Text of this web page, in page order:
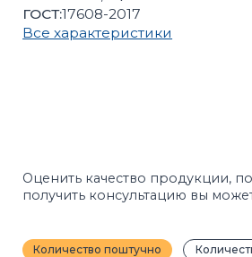
Оценить качество продукции,
получить консультацию вы можете в
Цвет:
Итого:785Руб